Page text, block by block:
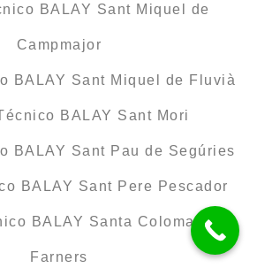
BALAY Sant Miquel de
Campmajor
BALAY Sant Miquel de Fluvià
BALAY Sant Mori
BALAY Sant Pau de Segúries
BALAY Sant Pere Pescador
BALAY Santa Coloma de
Farners